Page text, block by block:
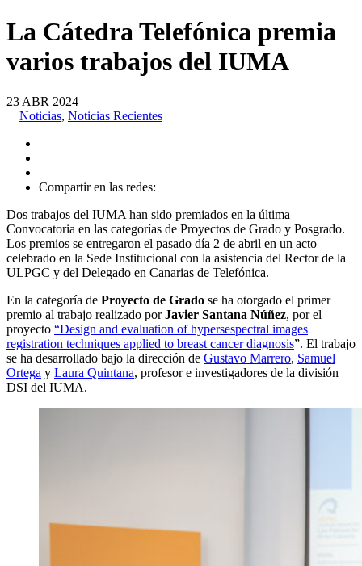
La Cátedra Telefónica premia
varios trabajos del IUMA
23 ABR 2024
Noticias, Noticias Recientes
Compartir en las redes:
Dos trabajos del IUMA han sido premiados en la última
Convocatoria en las categorías de Proyectos de Grado y Posgrado.
Los premios se entregaron el pasado día 2 de abril en un acto
celebrado en la Sede Institucional con la asistencia del Rector de la
ULPGC y del Delegado en Canarias de Telefónica.
En la categoría de Proyecto de Grado se ha otorgado el primer
premio al trabajo realizado porJavier Santana Núñez, por el
proyecto “Design and evaluation of hypersespectral images
registration techniques applied to breast cancer diagnosis”. El trabajo
se ha desarrollado bajo la dirección de Gustavo Marrero, Samuel
Ortega y Laura Quintana, profesor e investigadores de la división
DSI del IUMA.